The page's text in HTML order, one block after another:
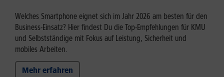
Welches Smartphone eignet sich im Jahr 2026 am besten für den
Business-Einsatz? Hier findest Du die Top-Empfehlungen für KMU
und Selbstständige mit Fokus auf Leistung, Sicherheit und
mobiles Arbeiten.
Mehr erfahren